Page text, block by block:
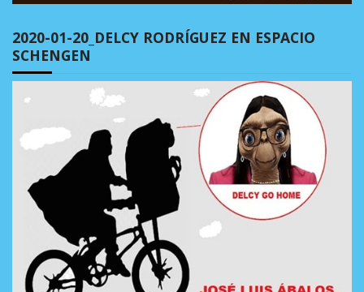
2020-01-20_DELCY RODRÍGUEZ EN ESPACIO
SCHENGEN